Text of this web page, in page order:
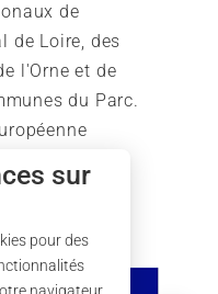
Horaires
de
de Loire, des
l'Orne et de
du Parc.
du Parc.
sur
pour des